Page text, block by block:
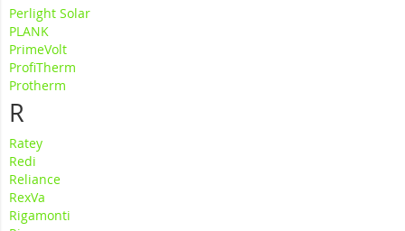
Perlight Solar
PLANK
PrimeVolt
ProfiTherm
Protherm
R
Ratey
Redi
Reliance
RexVa
Rigamonti